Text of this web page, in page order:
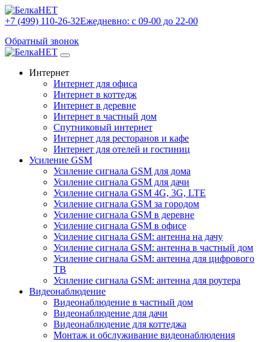
+7 (499) 110-26-32Ежедневно: с 09-00 до 22-00
Обратный звонок
Интернет
Интернет для офиса
Интернет в коттедж
Интернет в деревне
Интернет в частный дом
Спутниковый интернет
Интернет для ресторанов и кафе
Интернет для отелей и гостиниц
Усиление GSM
Усиление сигнала GSM для дома
Усиление сигнала GSM для дачи
Усиление сигнала GSM 4G, 3G, LTE
Усиление сигнала GSM за городом
Усиление сигнала GSM в деревне
Усиление сигнала GSM в офисе
Усиление сигнала GSM: антенна на дачу
Усиление сигнала GSM: антенна в частный дом
Усиление сигнала GSM: антенна для цифрового
ТВ
Усиление сигнала GSM: антенна для роутера
Видеонаблюдение
Видеонаблюдение в частный дом
Видеонаблюдение для дачи
Видеонаблюдение для коттеджа
Монтаж и обслуживание видеонаблюдения